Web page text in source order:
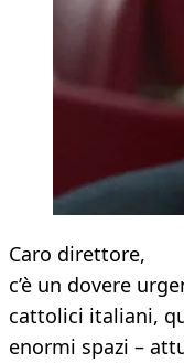
Caro direttore,
c’è un dovere
cattolici italiani,
enormi spazi –